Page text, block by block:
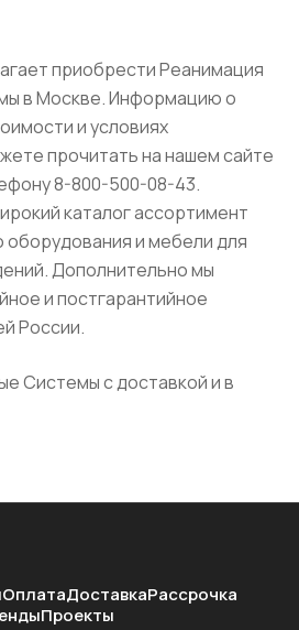
приобрести Реанимация
в Москве. Информацию о
и условиях
прочитать на нашем сайте
8-800-500-08-43.
каталог ассортимент
и мебели для
Дополнительно мы
и постгарантийное
России.
Системы с доставкой и в
ОплатаДоставкаРассрочка
Проекты